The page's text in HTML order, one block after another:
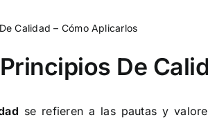
Calidad – Cómo Aplicarlos
De
se refieren a las pautas y